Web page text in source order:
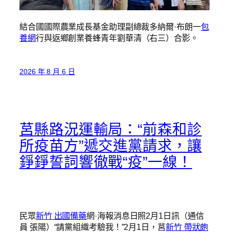
結合國國際農業成長基金助理副總裁多納爾·布朗一包
養網行與返鄉創業養蜂青年劉華清（右三）合影。
2026 年 8 月 6 日
莒縣路況運輸局：“前森和診
所疫苗方”遞交進黨請求，讓
錚錚誓詞響徹戰“疫”一線！
民眾新竹 出國備藥網·海報消息日照2月1日訊（通信
員 張陽）“請黨組織考驗我！”2月1日，莒新竹 帶狀皰